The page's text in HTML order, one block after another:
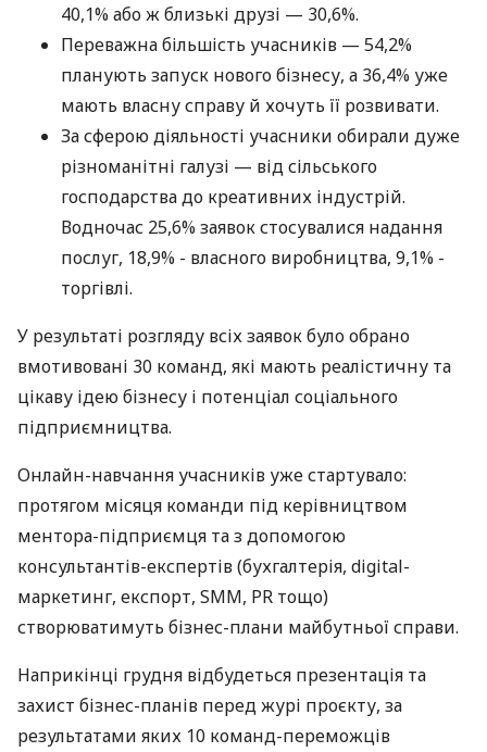
40,1% або ж близькі друзі — 30,6%.
Переважна більшість учасників — 54,2%
планують запуск нового бізнесу, а 36,4% уже
мають власну справу й хочуть її розвивати.
За сферою діяльності учасники обирали дуже
різноманітні галузі — від сільського
господарства до креативних індустрій.
Водночас 25,6% заявок стосувалися надання
послуг, 18,9% - власного виробництва, 9,1% -
торгівлі.
У результаті розгляду всіх заявок було обрано
вмотивовані 30 команд, які мають реалістичну та
цікаву ідею бізнесу і потенціал соціального
підприємництва.
Онлайн-навчання учасників уже стартувало:
протягом місяця команди під керівництвом
ментора-підприємця та з допомогою
консультантів-експертів (бухгалтерія, digital-
маркетинг, експорт, SMM, PR тощо)
створюватимуть бізнес-плани майбутньої справи.
Наприкінці грудня відбудеться презентація та
захист бізнес-планів перед журі проєкту, за
результатами яких 10 команд-переможців